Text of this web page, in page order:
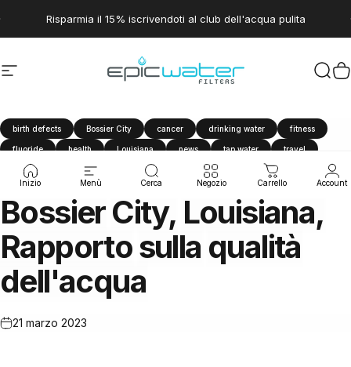
Risparmia il 15% iscrivendoti al club dell'acqua pulita
Navigazione del sitoEpic Water Filters USA
Inizio Menù Cerca Negozio Carrello Account
birth defects Bossier City cancer drinking water fitness
fluoride health Louisiana news tap water travel
water filter Water Quality Report
BossierCity, Louisiana,
Rapportosulla qualità
dell'acqua
21 marzo 2023